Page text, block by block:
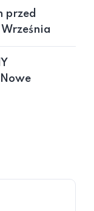
przed
Nowe